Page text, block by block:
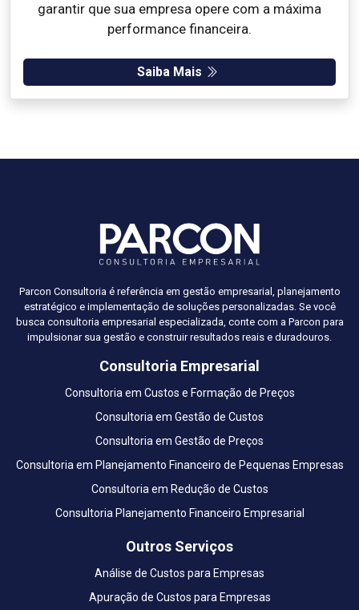
garantir que sua empresa opere com a máxima
performance financeira.
Saiba Mais
Parcon Consultoria é referência em gestão empresarial, planejamento
estratégico e implementação de soluções personalizadas. Se você
busca consultoria empresarial especializada, conte com a Parcon para
impulsionar sua gestão e construir resultados reais e duradouros.
Consultoria Empresarial
Consultoria em Custos e Formação de Preços
Consultoria em Gestão de Custos
Consultoria em Gestão de Preços
Consultoria em Planejamento Financeiro de Pequenas Empresas
Consultoria em Redução de Custos
Consultoria Planejamento Financeiro Empresarial
Outros Serviços
Análise de Custos para Empresas
Apuração de Custos para Empresas